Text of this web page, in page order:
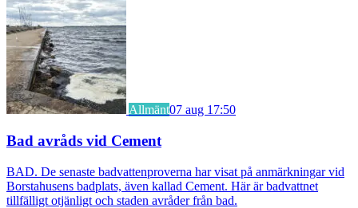
Allmänt07 aug 17:50
Bad avråds vid Cement
BAD. De senaste badvattenproverna har visat på anmärkningar vid
Borstahusens badplats, även kallad Cement. Här är badvattnet
tillfälligt otjänligt och staden avråder från bad.